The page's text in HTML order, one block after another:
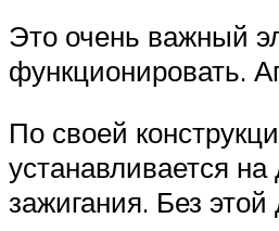
Это очень важный
функционировать.
По своей
устанавливается
зажигания. Без